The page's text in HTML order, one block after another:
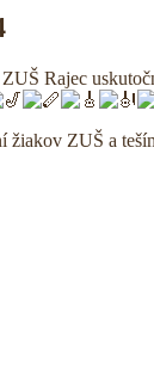
Rajec
ZUŠ a